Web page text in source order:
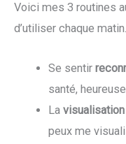
Voici mes 3 routines
d’utiliser chaque matin.
Se sentir
santé,
Lavisualisation
peux me